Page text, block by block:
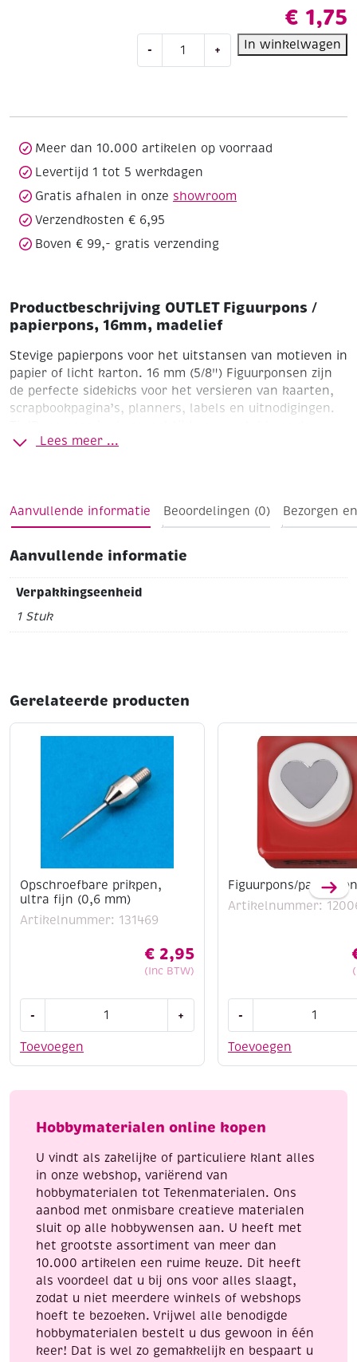
€ 1,75
-
Figuurpons
aantal
+ In winkelwagen
Meer dan 10.000 artikelen op voorraad
Levertijd 1 tot 5 werkdagen
Gratis afhalen in onze showroom
Verzendkosten € 6,95
Boven € 99,- gratis verzending
Productbeschrijving OUTLET Figuurpons /
papierpons, 16mm, madelief
Stevige papierpons voor het uitstansen van motieven in
papier of licht karton. 16 mm (5/8") Figuurponsen zijn
de perfecte sidekicks voor het versieren van kaarten,
scrapbookpagina’s, planners, labels en uitnodigingen.
aluminiumfolie om de pons te slijpen en scherp te
Lees meer ...
Aanvullende informatie Beoordelingen (0) Bezorgen
Aanvullende informatie
Verpakkingseenheid
1 Stuk
Gerelateerde producten
Opschroefbare prikpen,
ultra fijn (0,6 mm)
Artikelnummer: 131469
€ 2,95
(Inc BTW)
Toevoegen
-
ultra
mm)
+
Figuurpons/
Artikelnummer:
Toevoegen
-
aantal
Hobbymaterialen online kopen
U vindt als zakelijke of particuliere klant alles
in onze webshop, variërend van
hobbymaterialen tot Tekenmaterialen. Ons
aanbod met onmisbare creatieve materialen
sluit op alle hobbywensen aan. U heeft met
het grootste assortiment van meer dan
10.000 artikelen een ruime keuze. Dit heeft
als voordeel dat u bij ons voor alles slaagt,
zodat u niet meerdere winkels of webshops
hoeft te bezoeken. Vrijwel alle benodigde
hobbymaterialen bestelt u dus gewoon in één
keer! Dat is wel zo gemakkelijk en bespaart u